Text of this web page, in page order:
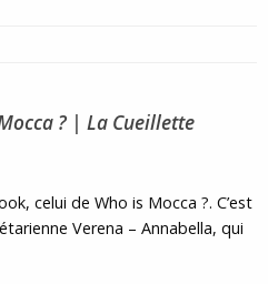
? | La Cueillette
celui de Who is Mocca ?. C’est
Verena – Annabella, qui